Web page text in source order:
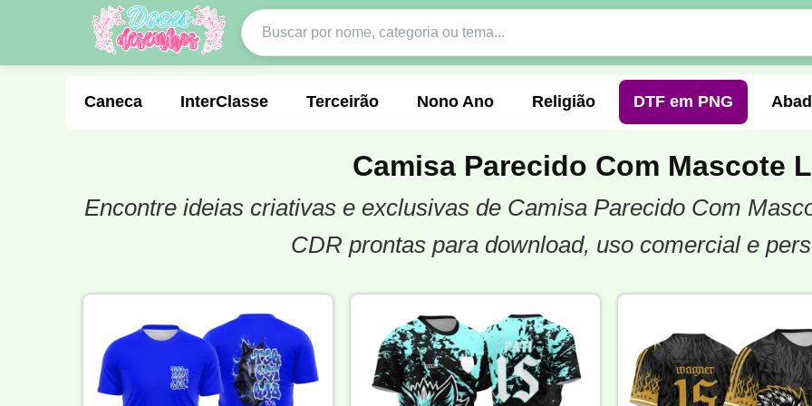
Caneca InterClasse Terceirão Nono Ano Religião DTF em PNG
Molde de Costura Professora Fonte Formandos Profissão Festa Junina
Uniforme Vôlei
Ciclismo Pedagogia
Língua Portuguesa
Camisa Parecido Com Mascote
Encontre ideias criativas e exclusivas de Camisa Parecido Com
CDR prontas para download, uso comercial e